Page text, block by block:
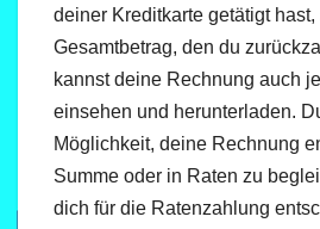
deiner Kreditkarte getätigt
Gesamtbetrag, den du
kannst deine Rechnung auch
einsehen und herunterladen.
Möglichkeit, deine Rechnung
Summe oder in Raten zu
dich für die Ratenzahlung